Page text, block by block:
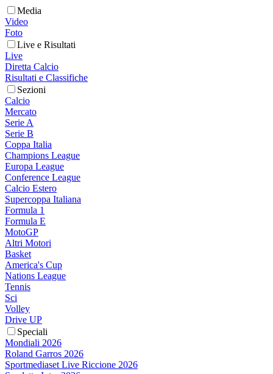
Media
Video
Foto
Live e Risultati
Live
Diretta Calcio
Risultati e Classifiche
Sezioni
Calcio
Mercato
Serie A
Serie B
Coppa Italia
Champions League
Europa League
Conference League
Calcio Estero
Supercoppa Italiana
Formula 1
Formula E
MotoGP
Altri Motori
Basket
America's Cup
Nations League
Tennis
Sci
Volley
Drive UP
Speciali
Mondiali 2026
Roland Garros 2026
Sportmediaset Live Riccione 2026